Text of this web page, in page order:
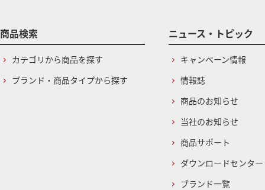
商品検索
カテゴリから商品を探す
ブランド・商品タイプから探す
ニュース・トピック
キャンペーン情報
情報誌
商品のお知らせ
当社のお知らせ
商品サポート
ダウンロードセンター
ブランド一覧